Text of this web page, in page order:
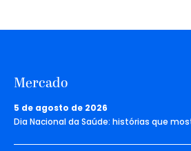
Mercado
5 de agosto de 2026
Dia Nacional da Saúde: histórias que